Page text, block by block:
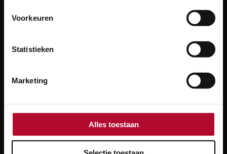
Voorkeuren
Statistieken
Marketing
Alles toestaan
We helpen je graag! We reageren op werkdagen
Heb je een technisch probleem?